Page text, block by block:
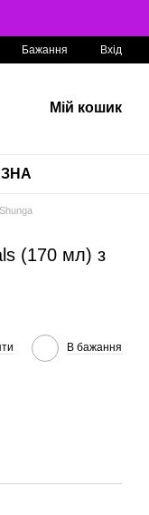
Бажання Вхід
Мій кошик
(170 мл) з
В бажання